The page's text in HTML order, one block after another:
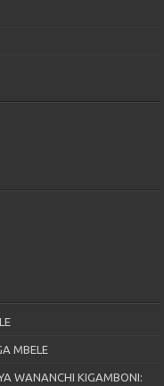
MBELE
WANANCHI KIGAMBONI: